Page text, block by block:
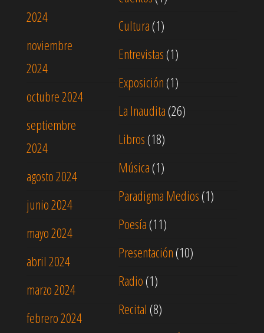
Cultura (1)
Entrevistas (1)
Exposición(1)
La Inaudita(26)
Libros (18)
Música(1)
Paradigma Medios(1)
Poesía(11)
Presentación(10)
Radio(1)
Recital (8)
2024
noviembre
2024
octubre 2024
septiembre
2024
agosto 2024
junio 2024
mayo 2024
abril 2024
marzo 2024
febrero 2024